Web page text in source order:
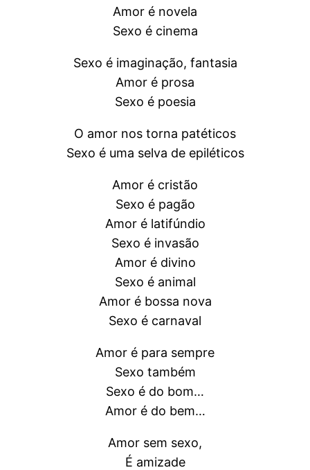
Amor é novela
Sexo é cinema
Sexo é imaginação, fantasia
Amor é prosa
Sexo é poesia
O amor nos torna patéticos
Sexo é uma selva de epiléticos
Amor é cristão
Sexo é pagão
Amor é latifúndio
Sexo é invasão
Amor é divino
Sexo é animal
Amor é bossa nova
Sexo é carnaval
Amor é para sempre
Sexo também
Sexo é do bom…
Amor é do bem…
Amor sem sexo,
É amizade